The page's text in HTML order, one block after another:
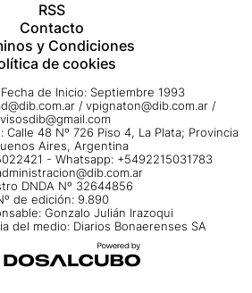
RSS
Contacto
y Condiciones
de cookies
de Inicio: Septiembre 1993
/ vpignaton@dib.com.ar /
48 Nº 726 Piso 4, La Plata; Provincia
Aires, Argentina
- Whatsapp: +5492215031783
DNDA Nº 32644856
de edición: 9.890
Gonzalo Julián Irazoqui
del medio: Diarios Bonaerenses SA